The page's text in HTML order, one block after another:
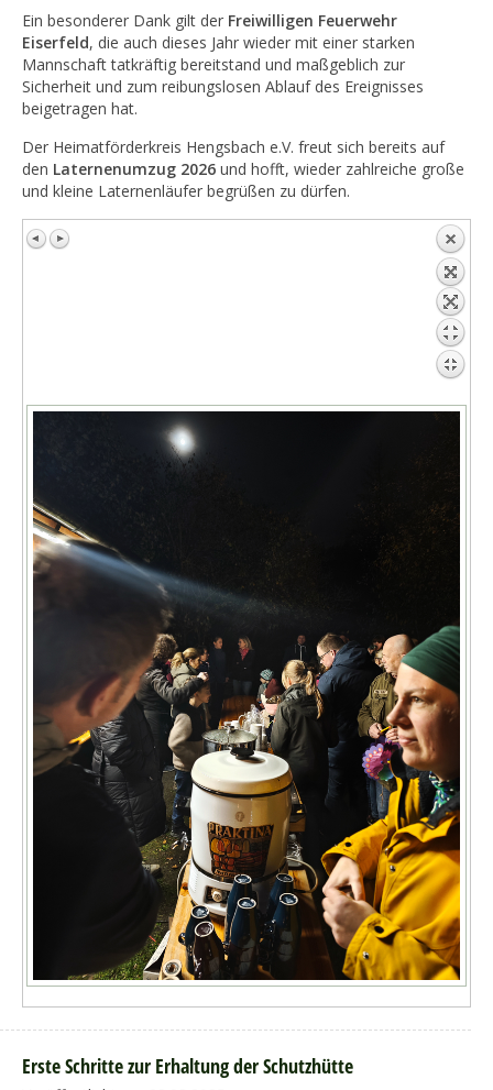
Ein besonderer Dank gilt der Freiwilligen Feuerwehr
Eiserfeld, die auch dieses Jahr wieder mit einer starken
Mannschaft tatkräftig bereitstand und maßgeblich zur
Sicherheit und zum reibungslosen Ablauf des Ereignisses
beigetragen hat.
Der Heimatförderkreis Hengsbach e.V. freut sich bereits auf
den Laternenumzug 2026 und hofft, wieder zahlreiche große
und kleine Laternenläufer begrüßen zu dürfen.
Erste Schritte zur Erhaltung der Schutzhütte